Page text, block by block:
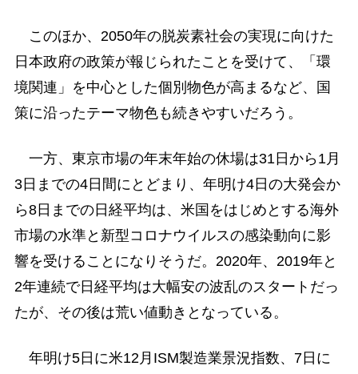
このほか、2050年の脱炭素社会の実現に向けた
日本政府の政策が報じられたことを受けて、「環
境関連」を中心とした個別物色が高まるなど、国
策に沿ったテーマ物色も続きやすいだろう。
一方、東京市場の年末年始の休場は31日から1月
3日までの4日間にとどまり、年明け4日の大発会か
ら8日までの日経平均は、米国をはじめとする海外
市場の水準と新型コロナウイルスの感染動向に影
響を受けることになりそうだ。2020年、2019年と
2年連続で日経平均は大幅安の波乱のスタートだっ
たが、その後は荒い値動きとなっている。
年明け5日に米12月ISM製造業景況指数、7日に